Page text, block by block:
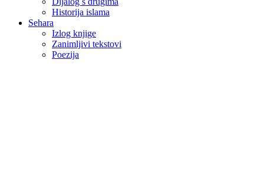
Historija islama
Sehara
Izlog knjige
Zanimljivi tekstovi
Poezija